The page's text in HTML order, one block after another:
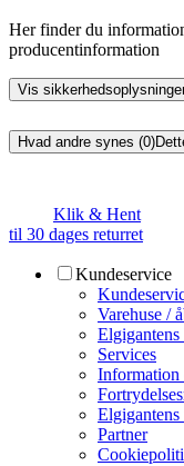
Her finder du
producentinformation
Vis
Hvad andre synes (0)
Klik & Hent
til 30 dages returret
Kundeservice
Varehuse /
Services
Information
Partner